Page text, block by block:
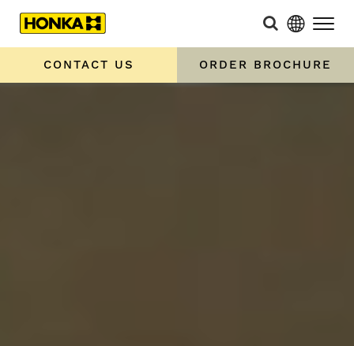
CONTACT US ORDER BROCHURE